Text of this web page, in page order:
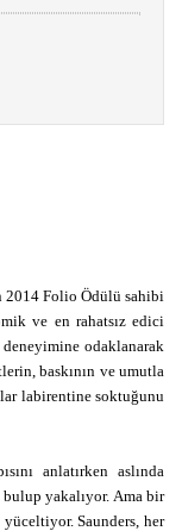
2014 Folio Ödülü sahibi
ve en rahatsız edici
deneyimine odaklanarak
baskının ve umutla
labirentine soktuğunu
anlatırken aslında
yakalıyor. Ama bir
Saunders, her